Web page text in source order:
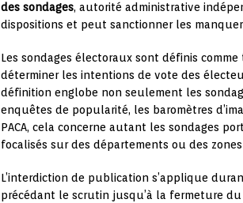
des sondages, autorité administrative
dispositions et peut sanctionner les
Les sondages électoraux sont définis
déterminer les intentions de vote des
définition englobe non seulement les
enquêtes de popularité, les baromètres
PACA, cela concerne autant les sondages
focalisés sur des départements ou des
L’interdiction de publication s’applique
précédant le scrutin jusqu’à la fermeture